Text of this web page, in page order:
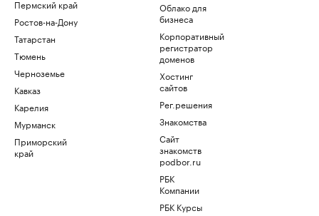
Пермский край
Ростов-на-Дону
Татарстан
Тюмень
Черноземье
Кавказ
Карелия
Мурманск
Приморский
край
Облако для
бизнеса
Корпоративный
регистратор
доменов
Хостинг
сайтов
Рег.решения
Знакомства
Сайт
знакомств
podbor.ru
РБК
Компании
РБК Курсы